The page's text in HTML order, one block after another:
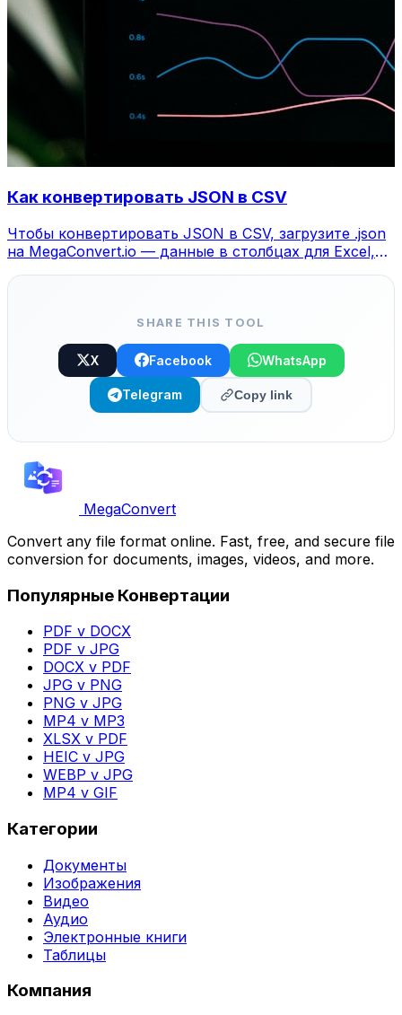
Как конвертировать JSON в CSV
Чтобы конвертировать JSON в CSV, загрузите .json
на MegaConvert.io — данные в столбцах для Excel,
SHARE THIS TOOL
X Facebook WhatsApp
Telegram Copy link
MegaConvert
Convert any file format online. Fast, free, and secure file
conversion for documents, images, videos, and more.
Популярные Конвертации
PDF v DOCX
PDF v JPG
DOCX v PDF
JPG v PNG
PNG v JPG
MP4 v MP3
XLSX v PDF
HEIC v JPG
WEBP v JPG
MP4 v GIF
Категории
Документы
Изображения
Видео
Аудио
Электронные книги
Таблицы
Компания